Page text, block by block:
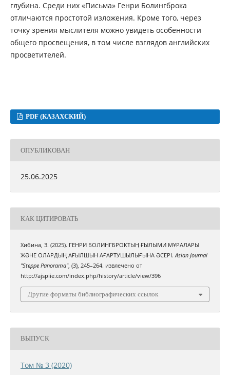
глубина. Среди них «Письма» Генри Болингброка
отличаются простотой изложения. Кроме того, через
точку зрения мыслителя можно увидеть особенности
общего просвещения, в том числе взглядов английских
просветителей.
PDF (КАЗАХСКИЙ)
ОПУБЛИКОВАН
25.06.2025
КАК ЦИТИРОВАТЬ
Хибина, З. (2025). ГЕНРИ БОЛИНГБРОКТЫҢ ҒЫЛЫМИ МҰРАЛАРЫ
ЖƏНЕ ОЛАРДЫҢ АҒЫЛШЫН АҒАРТУШЫЛЫҒЫНА ƏСЕРІ.Asian Journal
"Steppe Panorama", (3), 245–264. извлечено от
http://ajspiie.com/index.php/history/article/view/396
Другие форматы библиографических ссылок
ВЫПУСК
Том № 3 (2020)